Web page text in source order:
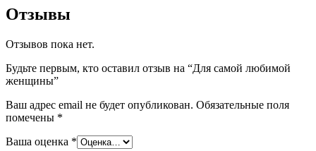
Отзывы
Отзывов пока нет.
Будьте первым, кто оставил отзыв на “Для самой любимой
женщины”
Ваш адрес email не будет опубликован. Обязательные поля
помечены *
Ваша оценка *